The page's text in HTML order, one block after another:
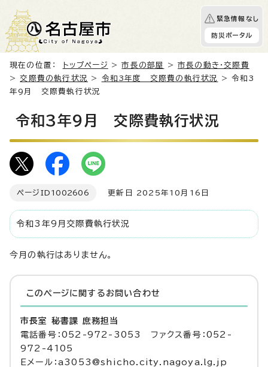
緊急情報なし
防災ポータル
現在の位置： トップページ >市長の部屋 >市長の動き・交際費
>交際費の執行状況 > 令和3年度 交際費の執行状況
> 令和3
年9月 交際費執行状況
令和3年9月 交際費執行状況
ページID 1002606 更新日 2025年10月16日
令和3年9月交際費執行状況
今月の執行はありません。
このページに関する お問い合わせ
市長室 秘書課 庶務担当
電話番号：052-972-3053 ファクス番号：052-
972-4105
Eメール：a3053@shicho.city.nagoya.lg.jp